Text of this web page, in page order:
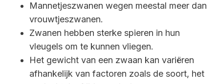
Mannetjeszwanen wegen meestal meer dan
vrouwtjeszwanen.
Zwanen hebben sterke spieren in hun
vleugels om te kunnen vliegen.
Het gewicht van een zwaan kan variëren
afhankelijk van factoren zoals de soort, het